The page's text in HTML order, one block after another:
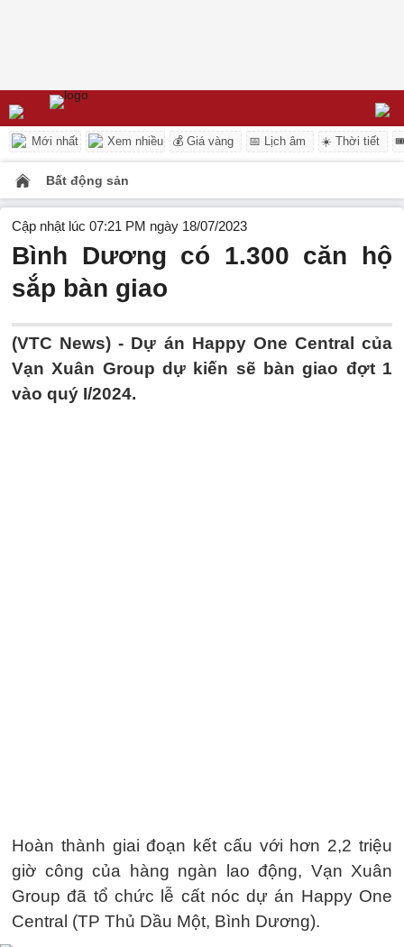
Mới nhất Xem nhiều 💰 Giá vàng 📅 Lịch âm ☀️ Thời tiết
Bất động sản
Cập nhật lúc 07:21 PM ngày 18/07/2023
Bình Dương có 1.300 căn hộ
sắp bàn giao
(VTC News) - Dự án Happy One Central của
Vạn Xuân Group dự kiến sẽ bàn giao đợt 1
vào quý I/2024.
Hoàn thành giai đoạn kết cấu với hơn 2,2 triệu
giờ công của hàng ngàn lao động, Vạn Xuân
Group đã tổ chức lễ cất nóc dự án Happy One
Central (TP Thủ Dầu Một, Bình Dương).